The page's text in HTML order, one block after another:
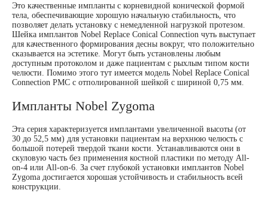
Это качественные импланты с корневидной конической формой
тела, обеспечивающие хорошую начальную стабильность, что
позволяет делать установку с немедленной нагрузкой протезом.
Шейка имплантов Nobel Replace Conical Connection чуть выступает
для качественного формирования десны вокруг, что положительно
сказывается на эстетике. Могут быть установлены любым
доступным протоколом и даже пациентам с рыхлым типом кости
челюсти. Помимо этого тут имеется модель Nobel Replace Conical
Connection PMC с отполированной шейкой с шириной 0,75 мм.
Импланты Nobel Zygoma
Эта серия характеризуется имплантами увеличенной высоты (от
30 до 52,5 мм) для установки пациентам на верхнюю челюсть с
большой потерей твердой ткани кости. Устанавливаются они в
скуловую часть без применения костной пластики по методу All-
on-4 или All-on-6. За счет глубокой установки имплантов Nobel
Zygoma достигается хорошая устойчивость и стабильность всей
конструкции.